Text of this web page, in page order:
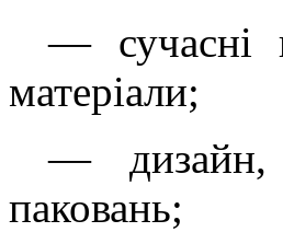
—сучасні
матеріали;
—дизайн,
паковань;